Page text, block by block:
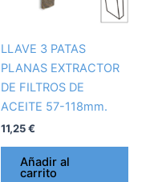
LLAVE 3 PATAS
PLANAS EXTRACTOR
DE FILTROS DE
ACEITE 57-118mm.
11,25€
Añadir al
carrito